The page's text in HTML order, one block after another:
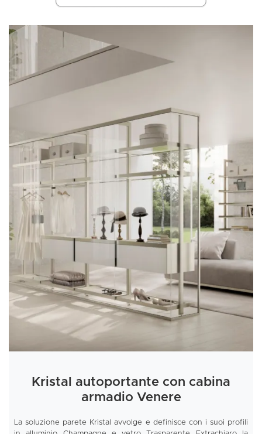
Kristal autoportante con cabina
armadio Venere
La soluzione parete Kristal avvolge e definisce con i suoi profili